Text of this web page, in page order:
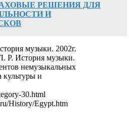
РЕШЕНИЯ ДЛЯ
И
музыки. 2002г.
Р. История музыки.
немузыкальных
культуры и
30.html
History/Egypt.htm